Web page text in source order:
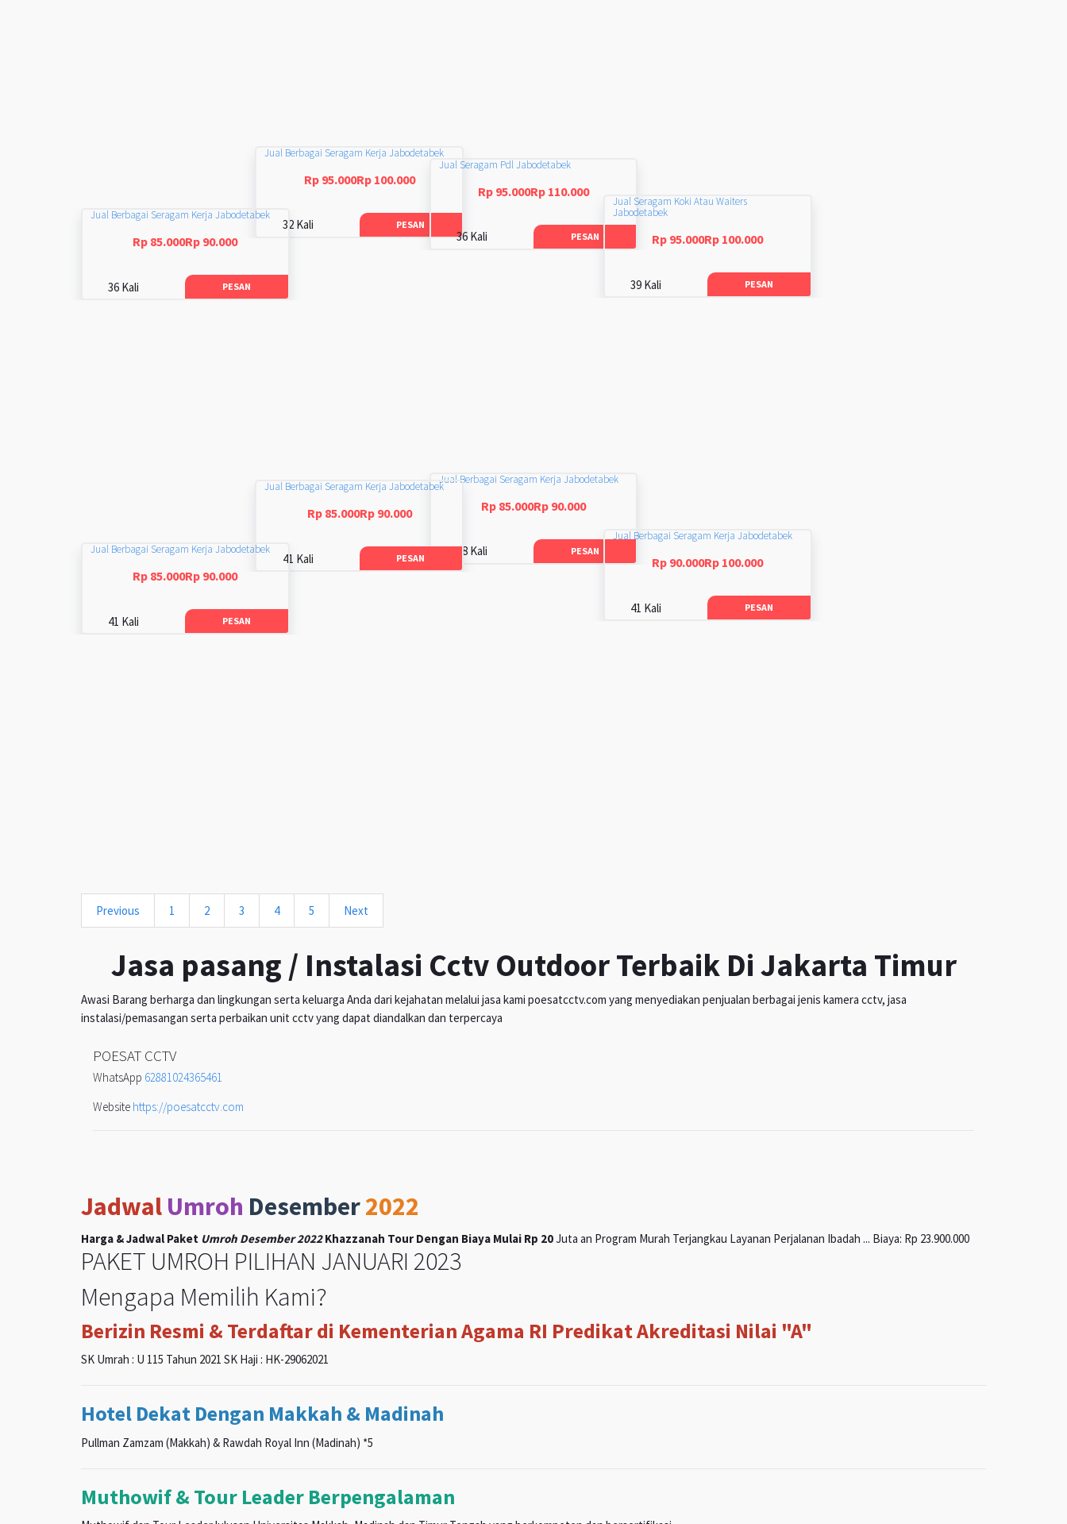
Jual Berbagai Seragam Kerja Jabodetabek
Rp 95.000Rp 100.000
32 Kali PESAN
Jual Seragam Pdl Jabodetabek
Rp 95.000Rp 110.000
36 Kali PESAN
Jual Seragam Koki Atau Waiters
Jabodetabek
Rp 95.000Rp 100.000
39 Kali PESAN
Jual Berbagai Seragam Kerja Jabodetabek
Rp 85.000Rp 90.000
36 Kali PESAN
Jual Berbagai Seragam Kerja Jabodetabek
Rp 85.000Rp 90.000
48 Kali PESAN
Jual Berbagai Seragam Kerja Jabodetabek
Rp 85.000Rp 90.000
41 Kali PESAN
Jual Berbagai Seragam Kerja Jabodetabek
Rp 90.000Rp 100.000
41 Kali PESAN
Jual Berbagai Seragam Kerja Jabodetabek
Rp 85.000Rp 90.000
41 Kali PESAN
Previous 1 2 3 4 5 Next
Jasa pasang / Instalasi Cctv Outdoor Terbaik Di Jakarta Timur
Awasi Barang berharga dan lingkungan serta keluarga Anda dari kejahatan melalui jasa kami poesatcctv.com yang menyediakan penjualan berbagai jenis kamera cctv, jasa
instalasi/pemasangan serta perbaikan unit cctv yang dapat diandalkan dan terpercaya
POESAT CCTV
WhatsApp 62881024365461
Website https://poesatcctv.com
Jadwal Umroh Desember2022
Harga & Jadwal Paket Umroh Desember 2022Khazzanah Tour Dengan Biaya Mulai Rp 20Juta an Program Murah Terjangkau Layanan Perjalanan Ibadah ... Biaya: Rp 23.900.000
PAKET UMROH PILIHAN JANUARI 2023
Mengapa Memilih Kami?
Berizin Resmi & Terdaftar di Kementerian Agama RI Predikat Akreditasi Nilai "A"
SK Umrah : U 115 Tahun 2021 SK Haji : HK-29062021
Hotel Dekat Dengan Makkah & Madinah
Pullman Zamzam (Makkah) & Rawdah Royal Inn (Madinah) *5
Muthowif & Tour Leader Berpengalaman